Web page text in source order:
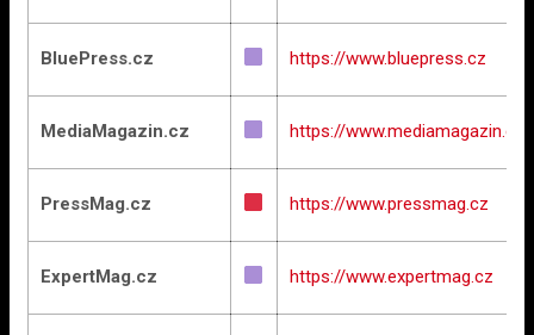
BluePress.cz https://www.bluepress.cz
MediaMagazin.cz https://www.mediamagazin.cz
PressMag.cz https://www.pressmag.cz
ExpertMag.cz https://www.expertmag.cz